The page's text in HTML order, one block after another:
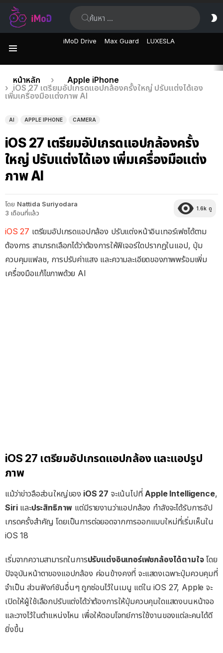
iMoD Drive Max Guard LUXESLA
เรื่อง
ล่าสุด
คุณอยู่ที่นี่:
หน้าหลัก
Apple iPhone
iOS 27 เตรียมอัปเกรดแอปกล้องครั้งใหญ่ ปรับแต่งได้เอง
เพิ่มเครื่องมือแต่งภาพ AI
AI APPLE IPHONE CAMERA
iOS 27 เตรียมอัปเกรดแอปกล้องครั้ง
ใหญ่ ปรับแต่งได้เอง เพิ่มเครื่องมือแต่ง
ภาพ AI
โดย Nattida Suriyodara
3 เดือนที่แล้ว
1.6k ดู
iOS 27 เตรียมอัปเกรดแอปกล้อง ปรับแต่งหน้าอินเทอร์เฟซได้ตาม
ต้องการ สามารถเลือกได้ว่าต้องการให้ฟีเจอร์ใดปรากฏในแอป, ปุ่ม
ควบคุมแฟลช, การปรับค่าแสง และความละเอียดของภาพพร้อมเพิ่ม
เครื่องมือแก้ไขภาพด้วย AI
iOS 27 เตรียมอัปเกรดแอปกล้อง และแอปรูป
ภาพ
แม้ว่าข่าวลือส่วนใหญ่ของ iOS 27 จะเน้นไปที่Apple Intelligence,
Siriและประสิทธิภาพ แต่มีรายงานว่าแอปกล้อง กำลังจะได้รับการอัป
เกรดครั้งสำคัญ โดยเป็นการต่อยอดจากการออกแบบใหม่ที่เริ่มเห็นใน
iOS 18
เริ่มจากความสามารถในการปรับแต่งอินเทอร์เฟซกล้องได้ตามใจโดย
ปัจจุบันหน้าตาของแอปกล้อง ค่อนข้างคงที่ จะแสดงเฉพาะปุ่มควบคุมที่
จำเป็น ส่วนฟังก์ชันอื่นๆ ถูกซ่อนไว้ในเมนู แต่ใน iOS 27, Apple จะ
เปิดให้ผู้ใช้เลือกปรับแต่งได้ว่าต้องการให้ปุ่มควบคุมใดแสดงบนหน้าจอ
และวางไว้ในตำแหน่งไหน เพื่อให้ตอบโจทย์การใช้งานของแต่ละคนได้ดี
ยิ่งขึ้น